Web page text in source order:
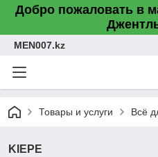
Добро пожаловать в
MEN007.kz
Товары и услуги Всё
KIEPE